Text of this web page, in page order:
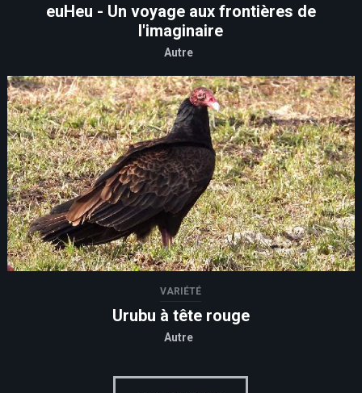
euHeu - Un voyage aux frontières de
l'imaginaire
Autre
VARIÉTÉ
Urubu à tête rouge
Autre